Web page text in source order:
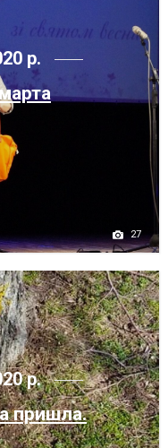
р.
27
р.
пришла.